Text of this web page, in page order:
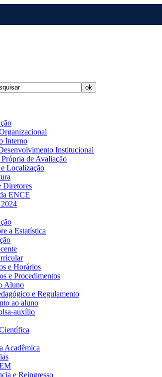
Interno
Institucional
de Avaliação
Localização
Diretores
ENCE
a Estatística
e Horários
e Procedimentos
Aluno
e Regulamento
ao aluno
auxílio
Acadêmica
e Reingresso